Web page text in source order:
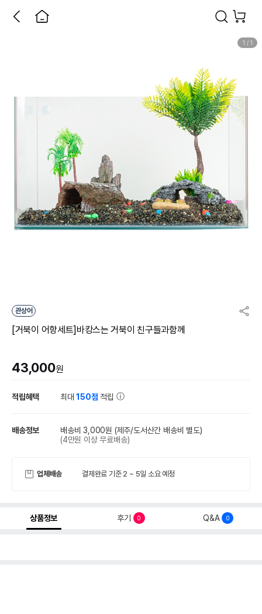
1 / 1
관상어
[거북이 어항세트]바캉스는 거북이 친구들과함께
43,000원
적립혜택 최대150점 적립
배송정보 배송비 3,000원 (제주/도서산간 배송비 별도)
(4만원 이상 무료배송)
업체배송 결제완료 기준 2 ~ 5일 소요 예정
상품정보 후기 0 Q&A 0